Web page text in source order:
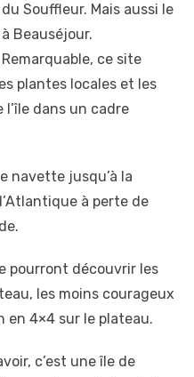
Souffleur. Mais aussi le
Beauséjour.
ce site
plantes locales et les
dans un cadre
navette jusqu’à la
à perte de
pourront découvrir les
les moins courageux
en 4×4 sur le plateau.
c’est une île de